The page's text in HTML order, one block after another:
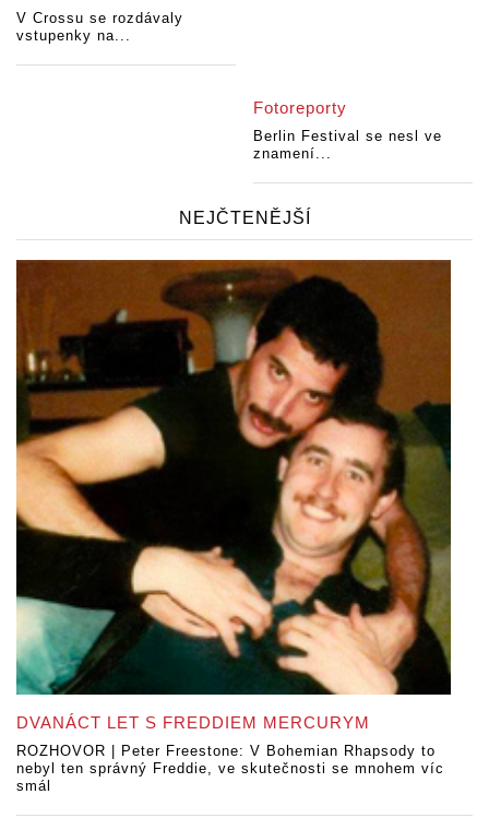
V Crossu se rozdávaly
vstupenky na...
Fotoreporty
Berlin Festival se nesl ve
znamení...
NEJČTENĚJŠÍ
DVANÁCT LET S FREDDIEM MERCURYM
ROZHOVOR | Peter Freestone: V Bohemian Rhapsody to
nebyl ten správný Freddie, ve skutečnosti se mnohem víc
smál